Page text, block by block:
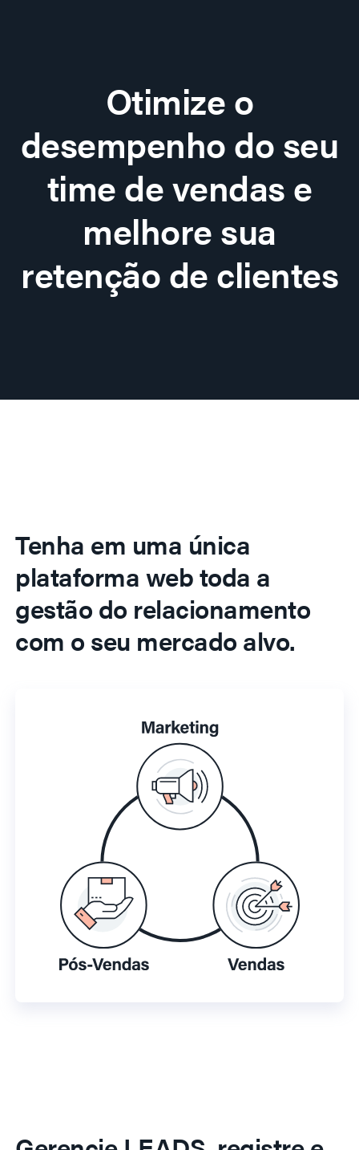
Otimize o
desempenho do seu
time de vendas e
melhore sua
retenção de clientes
Tenha em uma única
plataforma web toda a
gestão do relacionamento
com o seu mercado alvo.